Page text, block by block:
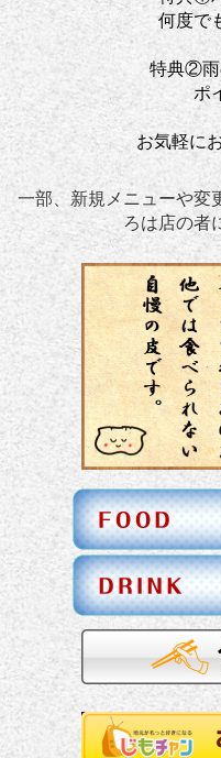
何度で
特典②雨
ポ
お気軽に
一部、新規メニューや変
ろは店の者